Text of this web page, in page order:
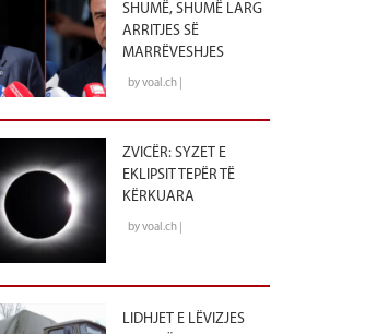
SHUMË, SHUMË LARG
ARRITJES SË
MARRËVESHJES
by voal.ch |
ZVICËR: SYZET E
EKLIPSIT TEPËR TË
KËRKUARA
by voal.ch |
LIDHJET E LËVIZJES